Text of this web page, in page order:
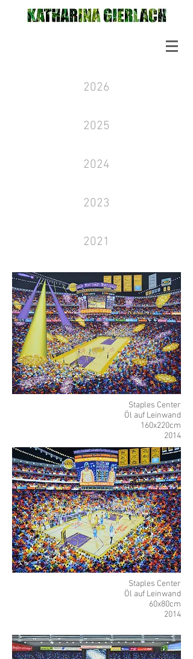
2026
2025
2024
2023
2021
Staples Center
Öl auf Leinwand
160x220cm
2014
Staples Center
Öl auf Leinwand
60x80cm
2014